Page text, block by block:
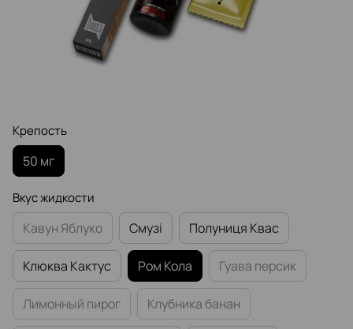
Крепость
50 мг
Вкус жидкости
Кавун Яблуко Смузі Полуниця Квас
Клюква Кактус Ром Кола Гуава персик
Лимонный пирог Клубника банан